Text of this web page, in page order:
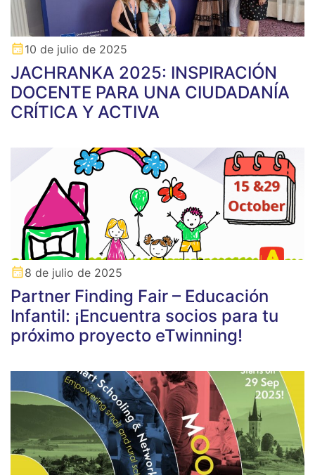
10 de julio de 2025
JACHRANKA 2025: INSPIRACIÓN
DOCENTE PARA UNA CIUDADANÍA
CRÍTICA Y ACTIVA
8 de julio de 2025
Partner Finding Fair – Educación
Infantil: ¡Encuentra socios para tu
próximo proyecto eTwinning!